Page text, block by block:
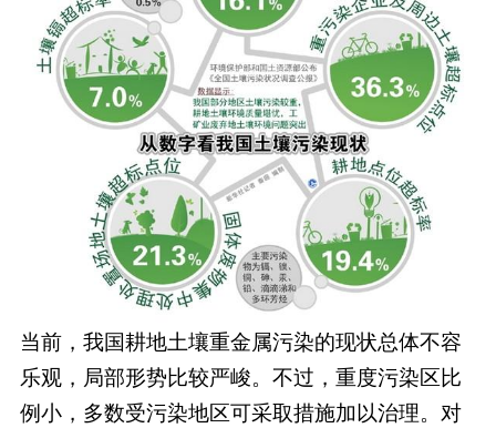
当前，我国耕地土壤重金属污染的现状总体不容
乐观，局部形势比较严峻。不过，重度污染区比
例小，多数受污染地区可采取措施加以治理。对